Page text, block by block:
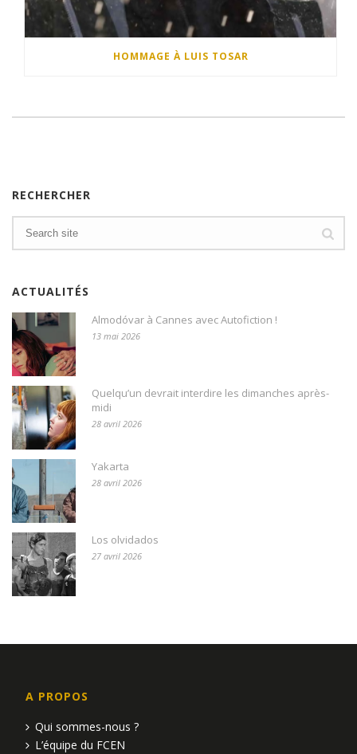
HOMMAGE À LUIS TOSAR
RECHERCHER
ACTUALITÉS
Almodóvar à Cannes avec Autofiction !
13 mai 2026
Quelqu’un devrait interdire les dimanches après-
midi
28 avril 2026
Yakarta
28 avril 2026
Los olvidados
27 avril 2026
A PROPOS
Qui sommes-nous ?
L’équipe du FCEN